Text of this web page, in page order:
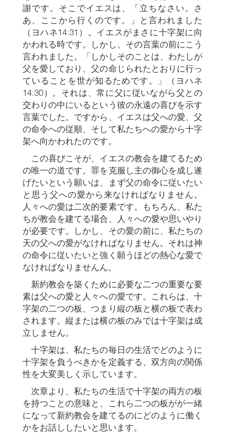
謝です。そこでイエスは、「立ちなさい。さ
あ、ここから行くのです。」と言われました
（ヨハネ14:31）。イエスがまさに十字架に向
かわれる時です。しかし、その言葉の前にこう
言われました。「しかしそのことは、わたしが
父を愛しており、父の命じられたとおりに行っ
ていることを世が知るためです。」（ヨハネ
14:30）。それは、常に父に従いながら父との
交わりの中にいるという彼の永遠の喜びを示す
言葉でした。ですから、イエスは父への愛、父
の命令への従順、そして私たちへの愛から十字
架へ向かわれたのです。
この喜びこそが、イエスの教会を建てるため
の唯一の道です。罪を克服し主の御心を成し遂
げたいという願いは、まず父の命令に従いたい
と思う父への愛から来なければなりません。
人々への愛は二次的要素です。もちろん、私た
ちが教会を建てる場合、人々への愛や思いやり
が必要です。しかし、その愛の前に、私たちの
天の父への愛がなければなりません。それは神
の命令に従いたいと強く願うほどの熱心な愛で
なければなりませんん。
新約教会を築くために必要な二つの重要な要
素は父への愛と人々への愛です。これらは、十
字架の二つの板、つまり縦の板と横の板で表わ
されます。縦または横の板のみでは十字架は成
立しません。
十字架は、私たちの毎日の生活でどのように
十字架を負うべきかを定義する、双方向の関係
性を大変美しく示しています。
次章より、私たちの生活で十字架の両方の板
を持つことの意味と、これら二つの板がが一緒
になって新約教会を建てるのにどのように働く
かをお話ししたいと思います。